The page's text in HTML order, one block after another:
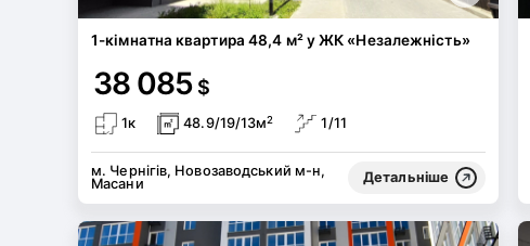
1-кімнатна квартира 48,4 м² у ЖК «Незалежність»
38 085 $
1к 48.9/19/13м2 1/11
м. Чернігів, Новозаводський м-н,
Масани
Детальніше